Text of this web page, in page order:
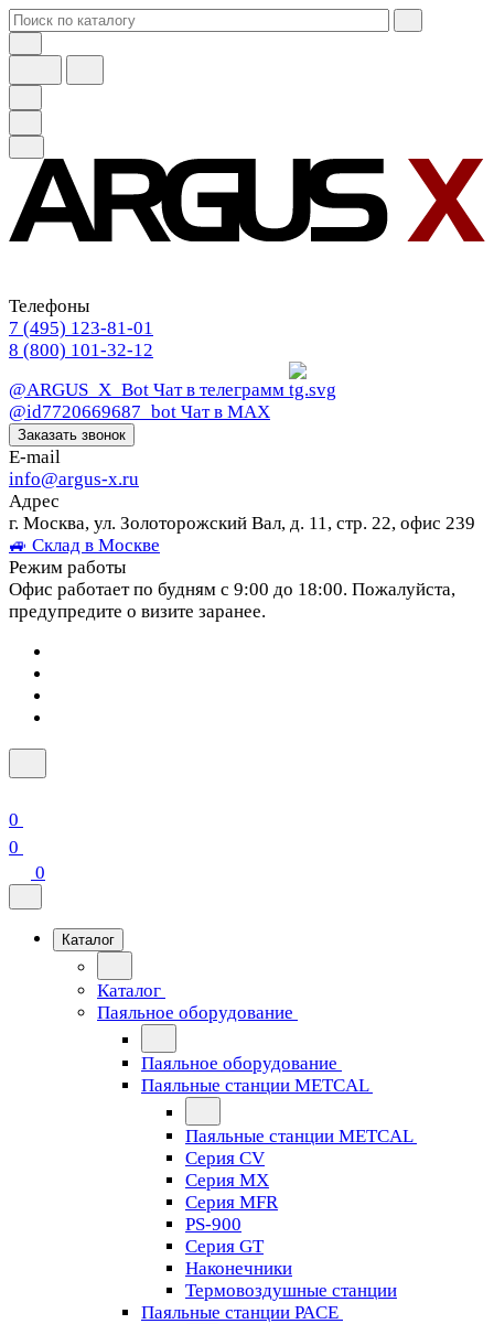
Телефоны
7 (495) 123-81-01
8 (800) 101-32-12
@ARGUS_X_Bot Чат в телеграмм
@id7720669687_bot Чат в МАХ
Заказать звонок
E-mail
info@argus-x.ru
Адрес
г. Москва, ул. Золоторожский Вал, д. 11, стр. 22, офис 239
🚙 Склад в Москве
Режим работы
Офис работает по будням с 9:00 до 18:00. Пожалуйста,
предупредите о визите заранее.
0
0
0
Каталог
Каталог
Паяльное оборудование
Паяльное оборудование
Паяльные станции METCAL
Паяльные станции METCAL
Серия CV
Серия MX
Серия MFR
PS-900
Серия GT
Наконечники
Термовоздушные станции
Паяльные станции PACE